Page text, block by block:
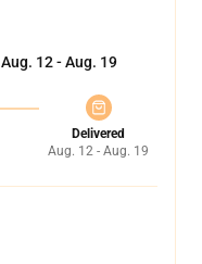
Aug. 12 - Aug. 19
Delivered
Aug. 12 - Aug. 19